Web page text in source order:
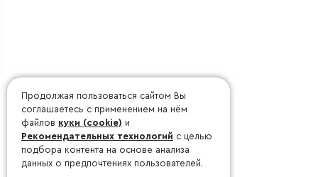
Продолжая пользоваться сайтом Вы
соглашаетесь с применением на нём
файлов куки (cookie) и
Рекомендательных технологий с целью
подбора контента на основе анализа
данных о предпочтениях пользователей.